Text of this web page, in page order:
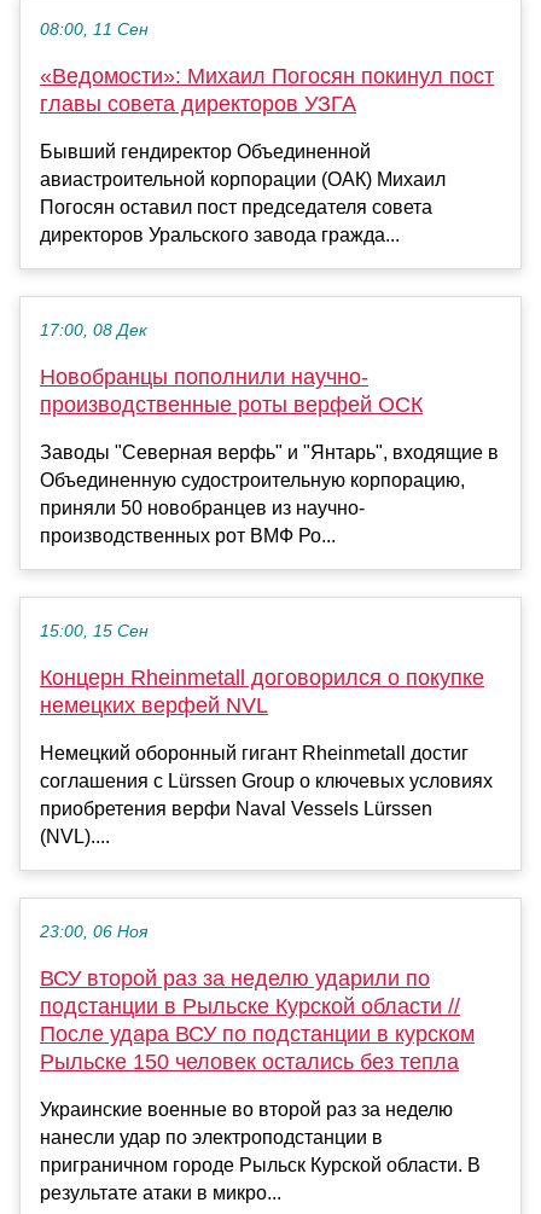
08:00, 11 Сен
«Ведомости»: Михаил Погосян покинул пост
главы совета директоров УЗГА
Бывший гендиректор Объединенной
авиастроительной корпорации (ОАК) Михаил
Погосян оставил пост председателя совета
директоров Уральского завода гражда...
17:00, 08 Дек
Новобранцы пополнили научно-
производственные роты верфей ОСК
Заводы "Северная верфь" и "Янтарь", входящие в
Объединенную судостроительную корпорацию,
приняли 50 новобранцев из научно-
производственных рот ВМФ Ро...
15:00, 15 Сен
Концерн Rheinmetall договорился о покупке
немецких верфей NVL
Немецкий оборонный гигант Rheinmetall достиг
соглашения с Lürssen Group о ключевых условиях
приобретения верфи Naval Vessels Lürssen
(NVL)....
23:00, 06 Ноя
ВСУ второй раз за неделю ударили по
подстанции в Рыльске Курской области //
После удара ВСУ по подстанции в курском
Рыльске 150 человек остались без тепла
Украинские военные во второй раз за неделю
нанесли удар по электроподстанции в
приграничном городе Рыльск Курской области. В
результате атаки в микро...